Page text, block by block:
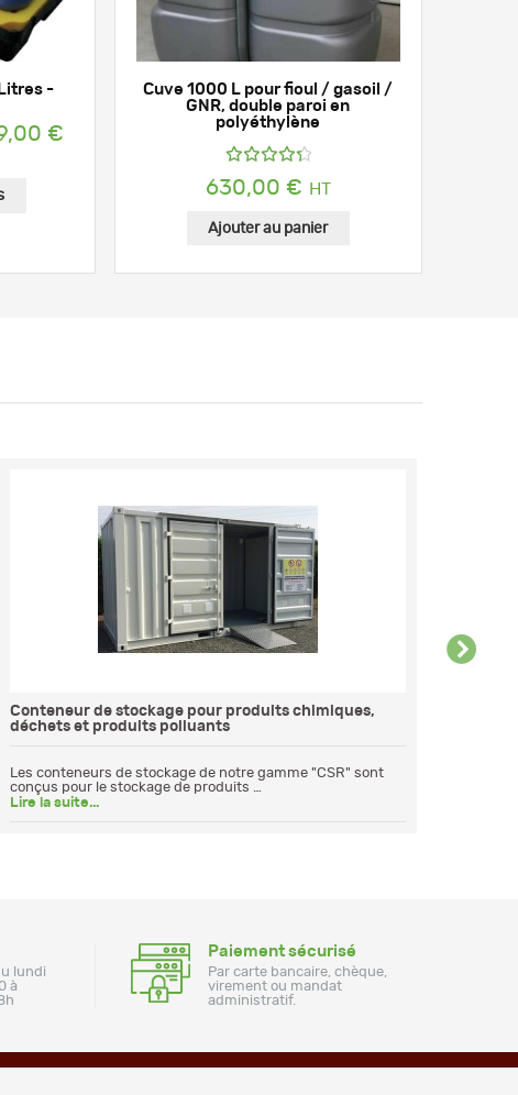
-
€
Cuve 1000 L pour fioul / gasoil /
GNR, double paroi en
polyéthylène
Note
4.45
sur 5
630,00 €
Ajouter au panier
Conteneur de stockage pour produits chimiques,
déchets et produits polluants
Les conteneurs de stockage de notre gamme "CSR" sont
conçus pour le stockage de produits …
Lire la suite...
lundi
à
Paiement sécurisé
Par carte bancaire, chèque,
virement ou mandat
administratif.